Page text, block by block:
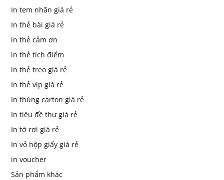
In tem nhãn giá rẻ
In thẻ bài giá rẻ
in thẻ cảm ơn
in thẻ tích điểm
in thẻ treo giá rẻ
In thẻ vip giá rẻ
In thùng carton giá rẻ
In tiêu đề thư giá rẻ
In tờ rơi giá rẻ
In vỏ hộp giấy giá rẻ
in voucher
Sản phẩm khác